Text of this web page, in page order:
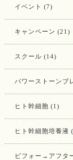
イベント (7)
キャンペーン (21)
スクール (14)
パワーストーンブ
ヒト幹細胞 (1)
ヒト幹細胞培養液
ビフォー→アフタ